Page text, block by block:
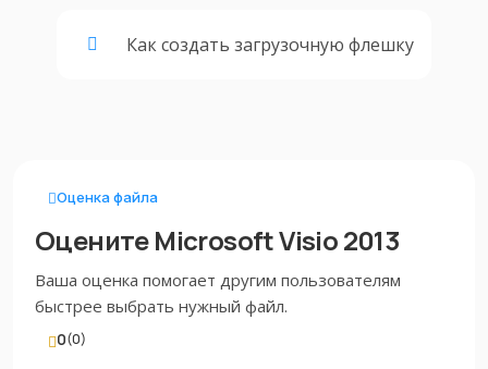
Как создать загрузочную флешку
Оценка файла
Оцените Microsoft Visio 2013
Ваша оценка помогает другим пользователям
быстрее выбрать нужный файл.
0(0)